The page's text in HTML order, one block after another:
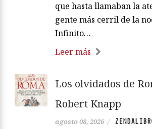
que hasta llamaban la
gente más cerril de la
Infinito…
Leer más
Los olvidados de
Robert Knapp
agosto 08, 2026 /